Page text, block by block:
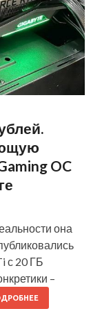
OC
она
с 20 ГБ
–